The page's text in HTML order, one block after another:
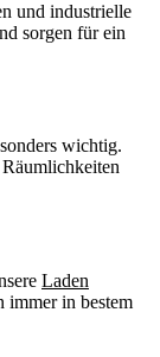
und industrielle
sorgen für ein
wichtig.
Laden
immer in bestem